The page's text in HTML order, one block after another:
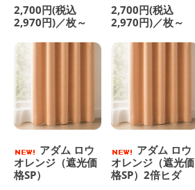
2,700円(税込
2,970円)／枚～
2,700円(税込
2,970円)／枚～
アダム ロウ
オレンジ（遮光価
格SP）
アダム ロウ
オレンジ（遮光価
格SP）2倍ヒダ